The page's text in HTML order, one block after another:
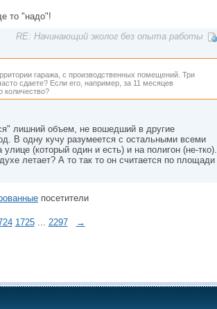
то "надо"!
RE: Начинающий эколог без опыта работы
гаража, с производственных помещений. Три
сдаете? Если его, например, за 11 месяцев
количество?
лишний объем, не вошедший в другие
В одну кучу разумеется с остальными всеми
(который один и есть) и на полигон (не-тко).
летает? А то так то он считается по площади
посетители
1725... 2297 →